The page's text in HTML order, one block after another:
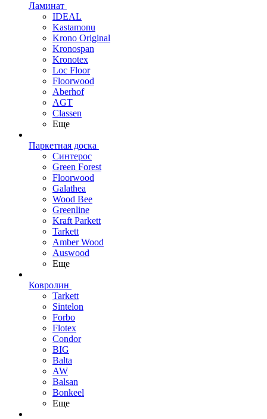
Ламинат
IDEAL
Kastamonu
Krono Original
Kronospan
Kronotex
Loc Floor
Floorwood
Aberhof
AGT
Classen
Еще
Паркетная доска
Синтерос
Green Forest
Floorwood
Galathea
Wood Bee
Greenline
Kraft Parkett
Tarkett
Amber Wood
Auswood
Еще
Ковролин
Tarkett
Sintelon
Forbo
Flotex
Condor
BIG
Balta
AW
Balsan
Bonkeel
Еще